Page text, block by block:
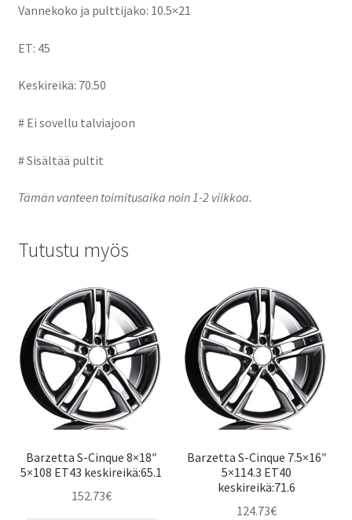
Vannekoko ja pulttijako: 10.5×21
ET: 45
Keskireikä: 70.50
# Ei sovellu talviajoon
# Sisältää pultit
Tämän vanteen toimitusaika noin 1-2 viikkoa.
Tutustu myös
Barzetta S-Cinque 8×18″
5×108 ET43 keskireikä:65.1
152.73€
Barzetta S-Cinque 7.5×16″
5×114.3 ET40
keskireikä:71.6
124.73€